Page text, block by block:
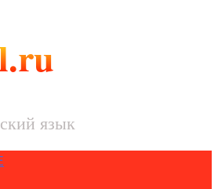
язык